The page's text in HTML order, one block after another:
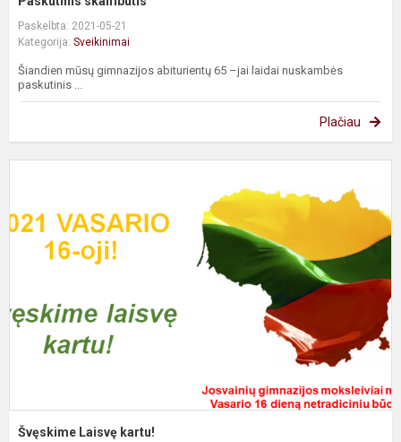
Paskelbta: 2021-05-21
Kategorija: Sveikinimai
Šiandien mūsų gimnazijos abiturientų 65 –jai laidai nuskambės
paskutinis ...
Plačiau
Švęskime Laisvę kartu!